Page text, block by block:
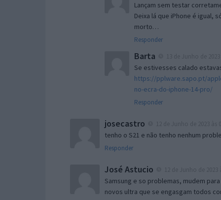
Lançam sem testar
Deixa lá que iPhone é igual,
morto…
Responder
Barta
Se estivesses calado
https://pplware.sapo.pt/
no-ecra-do-iphone-14-pro/
Responder
josecastro
tenho o S21 e não tenho nenhum
Responder
José Astucio
Samsung e so problemas, mudem
novos ultra que se engasgam todos